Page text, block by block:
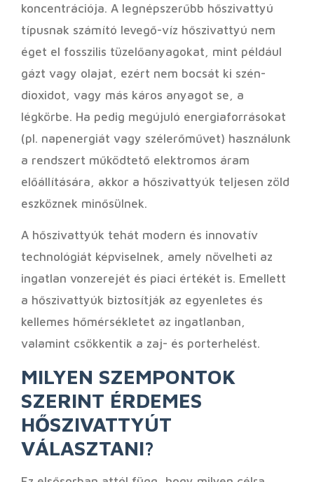
koncentrációja. A legnépszerűbb hőszivattyú
típusnak számító levegő-víz hőszivattyú nem
éget el fosszilis tüzelőanyagokat, mint például
gázt vagy olajat, ezért nem bocsát ki szén-
dioxidot, vagy más káros anyagot se, a
légkörbe. Ha pedig megújuló energiaforrásokat
(pl. napenergiát vagy szélerőművet) használunk
a rendszert működtető elektromos áram
előállítására, akkor a hőszivattyúk teljesen zöld
eszköznek minősülnek.
A hőszivattyúk tehát modern és innovatív
technológiát képviselnek, amely növelheti az
ingatlan vonzerejét és piaci értékét is. Emellett
a hőszivattyúk biztosítják az egyenletes és
kellemes hőmérsékletet az ingatlanban,
valamint csökkentik a zaj- és porterhelést.
MILYEN SZEMPONTOK
SZERINT ÉRDEMES
HŐSZIVATTYÚT
VÁLASZTANI?